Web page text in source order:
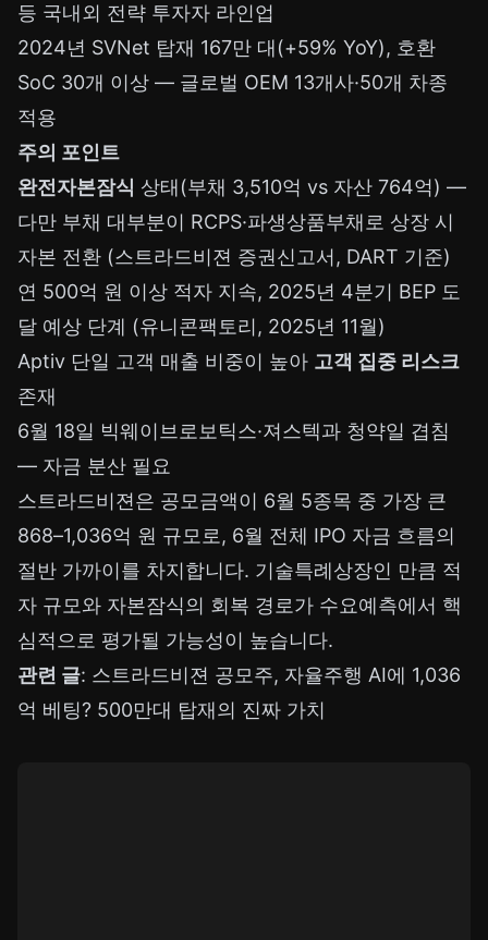
등 국내외 전략 투자자 라인업
2024년 SVNet 탑재 167만 대(+59% YoY), 호환
SoC 30개 이상 — 글로벌 OEM 13개사·50개 차종
적용
주의 포인트
완전자본잠식 상태(부채 3,510억 vs 자산 764억) —
다만 부채 대부분이 RCPS·파생상품부채로 상장 시
자본 전환 (스트라드비젼 증권신고서, DART 기준)
연 500억 원 이상 적자 지속, 2025년 4분기 BEP 도
달 예상 단계 (유니콘팩토리, 2025년 11월)
Aptiv 단일 고객 매출 비중이 높아 고객 집중 리스크
존재
6월 18일 빅웨이브로보틱스·져스텍과 청약일 겹침
— 자금 분산 필요
스트라드비젼은 공모금액이 6월 5종목 중 가장 큰
868–1,036억 원 규모로, 6월 전체 IPO 자금 흐름의
절반 가까이를 차지합니다. 기술특례상장인 만큼 적
자 규모와 자본잠식의 회복 경로가 수요예측에서 핵
심적으로 평가될 가능성이 높습니다.
관련 글: 스트라드비젼 공모주, 자율주행 AI에 1,036
억 베팅? 500만대 탑재의 진짜 가치